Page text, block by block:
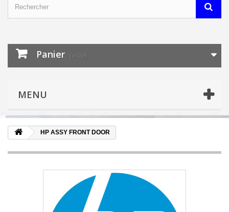
Panier (vide)
MENU
HP ASSY FRONT DOOR